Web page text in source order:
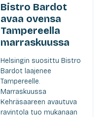
Bistro Bardot
avaa ovensa
Tampereella
marraskuussa
Helsingin suosittu Bistro
Bardot laajenee
Tampereelle.
Marraskuussa
Kehräsaareen avautuva
ravintola tuo mukanaan